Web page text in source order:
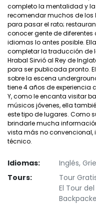
completo la mentalidad y
recomendar muchos de los
para pasar el rato;
conocer gente de
idiomas lo antes posible.
completar la traducción de
Hrabal Sirvió al Rey de
para ser publicada pronto.
sobre la escena
tiene 4 años de experiencia
Y, como le encanta visitar
músicos jóvenes, ella
este tipo de lugares. Como
brindarle mucha
vista más no convencional,
técnico.
Idiomas:
Inglés,
Tours:
Tour
El Tour